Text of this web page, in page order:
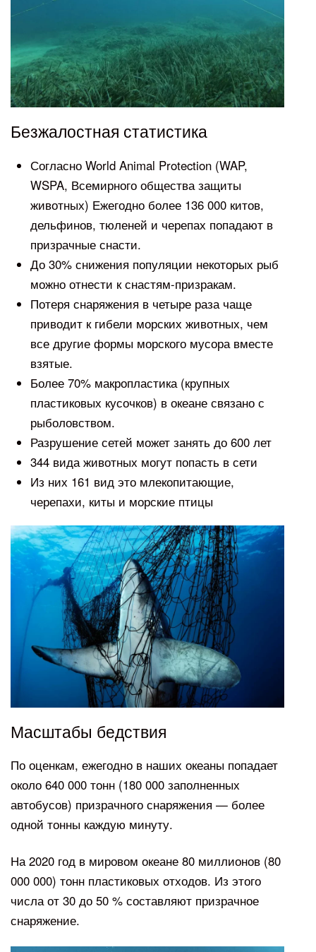
Безжалостная статистика
Согласно World Animal Protection (WAP,
WSPA, Всемирного общества защиты
животных) Ежегодно более 136 000 китов,
дельфинов, тюленей и черепах попадают в
призрачные снасти.
До 30% снижения популяции некоторых рыб
можно отнести к снастям-призракам.
Потеря снаряжения в четыре раза чаще
приводит к гибели морских животных, чем
все другие формы морского мусора вместе
взятые.
Более 70% макропластика (крупных
пластиковых кусочков) в океане связано с
рыболовством.
Разрушение сетей может занять до 600 лет
344 вида животных могут попасть в сети
Из них 161 вид это млекопитающие,
черепахи, киты и морские птицы
Масштабы бедствия
По оценкам, ежегодно в наших океаны попадает
около 640 000 тонн (180 000 заполненных
автобусов) призрачного снаряжения — более
одной тонны каждую минуту.
На 2020 год в мировом океане 80 миллионов (80
000 000) тонн пластиковых отходов. Из этого
числа от 30 до 50 % составляют призрачное
снаряжение.